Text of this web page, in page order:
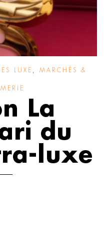
LUXE MARCHÉS &
La
du
luxe